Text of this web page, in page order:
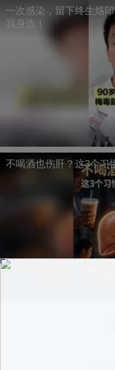
一次感染，留下终生烙
我身边！
不喝酒也伤肝？这3个习